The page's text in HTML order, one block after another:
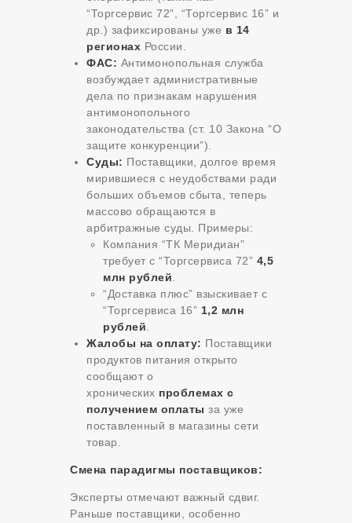
“Торгсервис 72”, “Торгсервис 16” и
др.) зафиксированы уже в 14
регионах России.
ФАС: Антимонопольная служба
возбуждает административные
дела по признакам нарушения
антимонопольного
законодательства (ст. 10 Закона “О
защите конкуренции”).
Суды: Поставщики, долгое время
мирившиеся с неудобствами ради
больших объемов сбыта, теперь
массово обращаются в
арбитражные суды. Примеры:
Компания “ТК Меридиан”
требует с “Торгсервиса 72” 4,5
млн рублей.
“Доставка плюс” взыскивает с
“Торгсервиса 16” 1,2 млн
рублей.
Жалобы на оплату: Поставщики
продуктов питания открыто
сообщают о
хронических проблемах с
получением оплаты за уже
поставленный в магазины сети
товар.
Смена парадигмы поставщиков:
Эксперты отмечают важный сдвиг.
Раньше поставщики, особенно